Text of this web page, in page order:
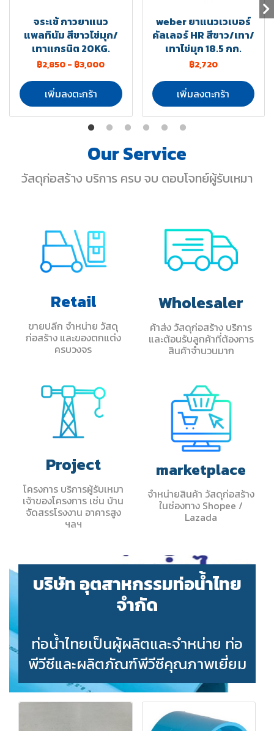
จระเข้ กาวยาแนว
แพลทินัม สีขาวไข่มุก/
เทาแกรนิต 20KG.
฿2,850- ฿3,000
เพิ่มลงตะกร้า
weber ยาแนวเวเบอร์
คัลเลอร์ HR สีขาว/เทา/
เทาไข่มุก 18.5 กก.
฿2,720
เพิ่มลงตะกร้า
Our Service
วัสดุก่อสร้าง บริการ ครบ จบ ตอบโจทย์ผู้รับเหมา
Retail
ขายปลีก จำหน่าย วัสดุ
ก่อสร้าง และของตกแต่ง
ครบวงจร
Wholesaler
ค้าส่ง วัสดุก่อสร้าง บริการ
และต้อนรับลูกค้าที่ต้องการ
สินค้าจำนวนมาก
Project
โครงการ บริการผู้รับเหมา
เจ้าของโครงการ เช่น บ้าน
จัดสรรโรงงาน อาคารสูง
ฯลฯ
marketplace
จำหน่ายสินค้า วัสดุก่อสร้าง
ในช่องทาง Shopee /
Lazada
บริษัท อุตสาหกรรมท่อน้ำไทย
จำกัด
ท่อน้ำไทยเป็นผู้ผลิตและจำหน่าย ท่อ
พีวีซีและผลิตภัณฑ์พีวีซีคุณภาพเยี่ยม